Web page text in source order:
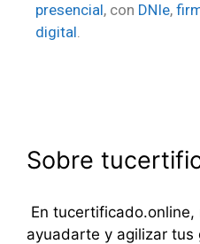
presencial, con DNIe,
digital.
Sobre
En
ayuadarte y agilizar tus